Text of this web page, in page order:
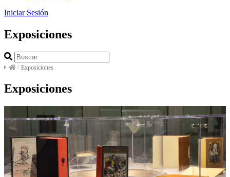
Iniciar Sesión
Exposiciones
/ Exposiciones
Exposiciones